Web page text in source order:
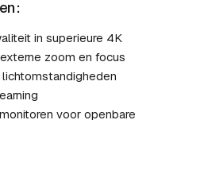
in superieure 4K
zoom en focus
voor openbare